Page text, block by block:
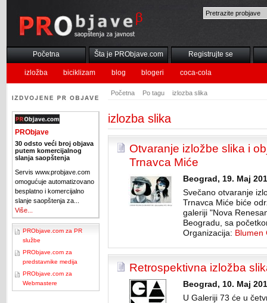
Početna Šta je PRObjave.com Registrujte se
izložba biciklizam blog blogeri coca-cola
Početna Po tagu izlozba slika
izlozba slika
Otvaranje izložbe slika i
Trnavca Miće
Beograd, 19. Maj
Svečano otvaranje
Trnavca Miće biće
galeriji "Nova
Beogradu, sa
Organizacija: Blumen
Retrospektivna izložba
Beograd, 10. Maj
U Galeriji 73 će u
PRObjave
30 odsto veći broj objava
putem komercijalnog
slanja saopštenja
Servis www.probjave.com
omogućuje automatizovano
besplatno i komercijalno
slanje saopštenja za...
Više...
PRObjave.com za PR
službe
PRObjave.com za
predstavnike medija
PRObjave.com za
Webmastere